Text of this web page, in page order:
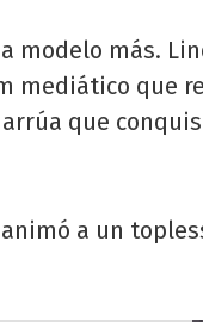
modelo más.
mediático que
que
a un